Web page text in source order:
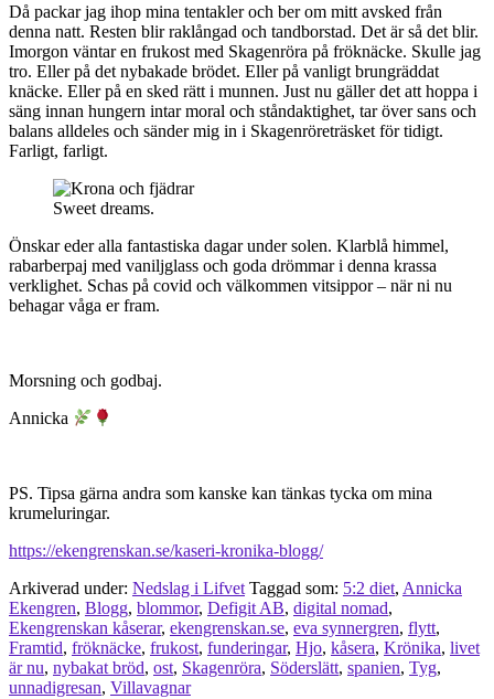
Då packar jag ihop mina tentakler och ber om mitt avsked från
denna natt. Resten blir raklångad och tandborstad. Det är så det blir.
Imorgon väntar en frukost med Skagenröra på fröknäcke. Skulle jag
tro. Eller på det nybakade brödet. Eller på vanligt brungräddat
knäcke. Eller på en sked rätt i munnen. Just nu gäller det att hoppa i
säng innan hungern intar moral och ståndaktighet, tar över sans och
balans alldeles och sänder mig in i Skagenröreträsket för tidigt.
Farligt, farligt.
Sweet dreams.
Önskar eder alla fantastiska dagar under solen. Klarblå himmel,
rabarberpaj med vaniljglass och goda drömmar i denna krassa
verklighet. Schas på covid och välkommen vitsippor – när ni nu
behagar våga er fram.
Morsning och godbaj.
Annicka
PS. Tipsa gärna andra som kanske kan tänkas tycka om mina
krumeluringar.
https://ekengrenskan.se/kaseri-kronika-blogg/
Arkiverad under: Nedslag i Lifvet Taggad som: 5:2 diet, Annicka
Ekengren, Blogg, blommor, Defigit AB, digital nomad,
Ekengrenskan kåserar, ekengrenskan.se, eva synnergren, flytt,
Framtid, fröknäcke, frukost, funderingar, Hjo, kåsera, Krönika, livet
är nu, nybakat bröd, ost, Skagenröra, Söderslätt, spanien, Tyg,
unnadigresan, Villavagnar